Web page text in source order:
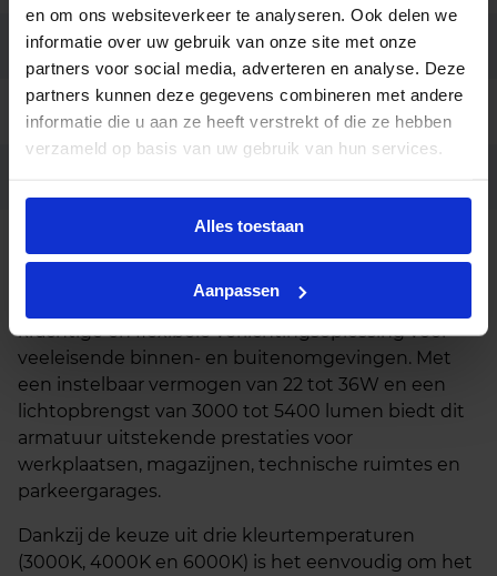
en om ons websiteverkeer te analyseren. Ook delen we
informatie over uw gebruik van onze site met onze
partners voor social media, adverteren en analyse. Deze
partners kunnen deze gegevens combineren met andere
informatie die u aan ze heeft verstrekt of die ze hebben
verzameld op basis van uw gebruik van hun services.
Alles toestaan
Aanpassen
Aansluiting Insteekconnector 4-polig
Garantie 7 jaar
Beschrijving
De Meba LED montagebalk waterdicht is een
krachtige en flexibele verlichtingsoplossing voor
veeleisende binnen- en buitenomgevingen. Met
een instelbaar vermogen van 22 tot 36W en een
lichtopbrengst van 3000 tot 5400 lumen biedt dit
armatuur uitstekende prestaties voor
werkplaatsen, magazijnen, technische ruimtes en
parkeergarages.
Dankzij de keuze uit drie kleurtemperaturen
(3000K, 4000K en 6000K) is het eenvoudig om het